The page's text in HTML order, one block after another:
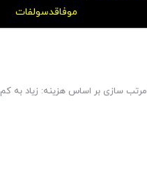
موفاقدسولفات
مرتب سازی بر اساس هزینه: زیاد به کم